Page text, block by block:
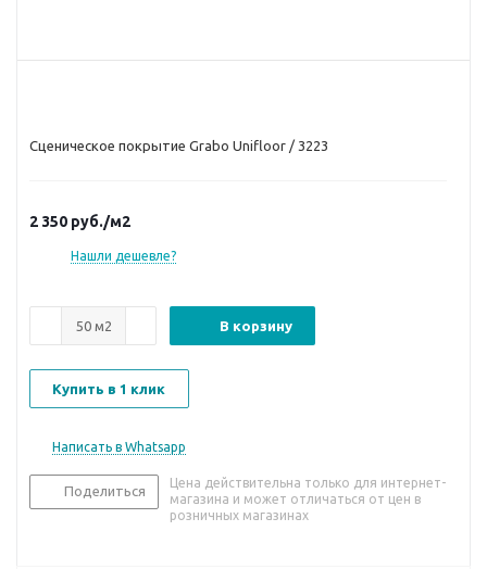
Сценическое покрытие Grabo Unifloor / 3223
2 350 руб./м2
Нашли дешевле?
В корзину
Купить в 1 клик
Написать в Whatsapp
Поделиться
Цена действительна только для интернет-
магазина и может отличаться от цен в
розничных магазинах